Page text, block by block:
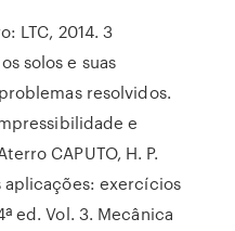
LTC, 2014. 3
solos e suas
resolvidos.
e
CAPUTO, H. P.
aplicações: exercícios
ed. Vol. 3. Mecânica